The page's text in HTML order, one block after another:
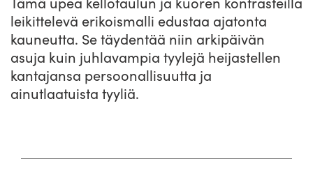
leikittelevä erikoismalli edustaa ajatonta
kauneutta. Se täydentää niin arkipäivän
asuja kuin juhlavampia tyylejä heijastellen
kantajansa persoonallisuutta ja
ainutlaatuista tyyliä.